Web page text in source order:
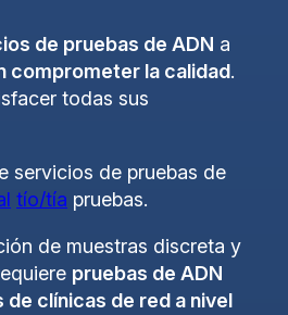
de pruebas de ADN a
comprometer la calidad.
todas sus
servicios de pruebas de
tío/tía pruebas.
de muestras discreta y
pruebas de ADN
clínicas de red a nivel